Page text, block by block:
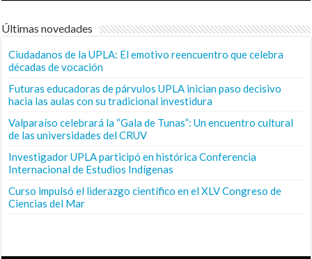
Últimas novedades
Ciudadanos de la UPLA: El emotivo reencuentro que celebra
décadas de vocación
Futuras educadoras de párvulos UPLA inician paso decisivo
hacia las aulas con su tradicional investidura
Valparaíso celebrará la “Gala de Tunas”: Un encuentro cultural
de las universidades del CRUV
Investigador UPLA participó en histórica Conferencia
Internacional de Estudios Indígenas
Curso impulsó el liderazgo científico en el XLV Congreso de
Ciencias del Mar